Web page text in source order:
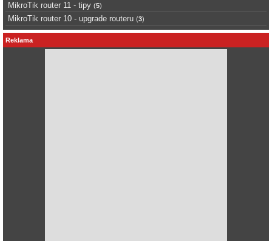
MikroTik router 11 - tipy (5)
MikroTik router 10 - upgrade routeru (3)
Reklama